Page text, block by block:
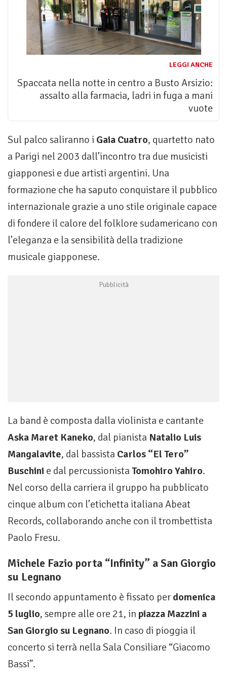
LEGGI ANCHE
Spaccata nella notte in centro a Busto Arsizio:
assalto alla farmacia, ladri in fuga a mani
vuote
Sul palco saliranno i Gaia Cuatro, quartetto nato
a Parigi nel 2003 dall’incontro tra due musicisti
giapponesi e due artisti argentini. Una
formazione che ha saputo conquistare il pubblico
internazionale grazie a uno stile originale capace
di fondere il calore del folklore sudamericano con
l’eleganza e la sensibilità della tradizione
musicale giapponese.
La band è composta dalla violinista e cantante
Aska Maret Kaneko, dal pianista Natalio Luis
Mangalavite, dal bassista Carlos “El Tero”
Buschini e dal percussionista Tomohiro Yahiro.
Nel corso della carriera il gruppo ha pubblicato
cinque album con l’etichetta italiana Abeat
Records, collaborando anche con il trombettista
Paolo Fresu.
Michele Fazio porta “Infinity” a San Giorgio
su Legnano
Il secondo appuntamento è fissato per domenica
5 luglio, sempre alle ore 21, in piazza Mazzini a
San Giorgio su Legnano. In caso di pioggia il
concerto si terrà nella Sala Consiliare “Giacomo
Bassi”.